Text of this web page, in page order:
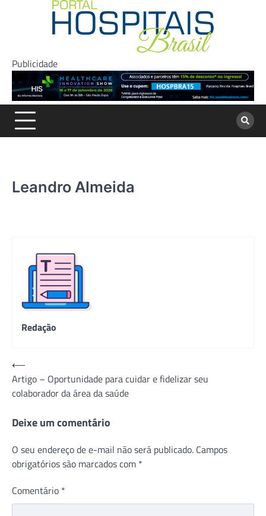
Publicidade
Leandro Almeida
Redação
Navegação
de
Post
⟵
Artigo – Oportunidade para cuidar e fidelizar seu
colaborador da área da saúde
Deixe um comentário
O seu endereço de e-mail não será publicado. Campos
obrigatórios são marcados com *
Comentário *